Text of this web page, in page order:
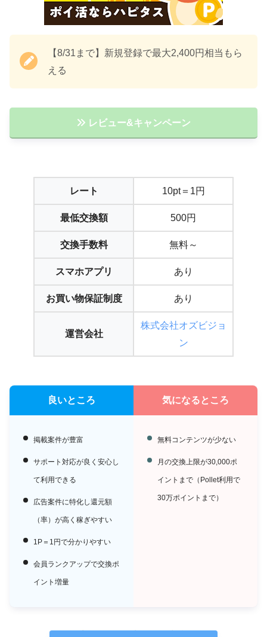
【8/31まで】新規登録で最大2,400円相当もら
える
レビュー&キャンペーン
レート 10pt＝1円
最低交換額 500円
交換手数料 無料～
スマホアプリ あり
お買い物保証制度 あり
運営会社
株式会社オズビジョ
ン
良いところ
掲載案件が豊富
サポート対応が良く安心し
て利用できる
広告案件に特化し還元額
（率）が高く稼ぎやすい
1P＝1円で分かりやすい
会員ランクアップで交換ポ
イント増量
気になるところ
無料コンテンツが少ない
月の交換上限が30,000ポ
イントまで（Pollet利用で
30万ポイントまで）